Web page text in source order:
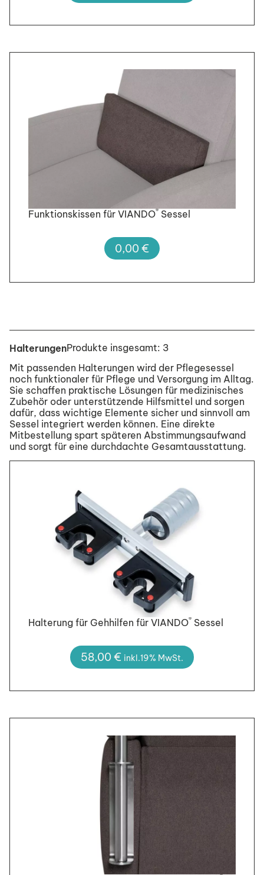
Funktionskissen für VIANDO®Sessel
0,00€
HalterungenProdukte insgesamt: 3
Mit passenden Halterungen wird der Pflegesessel
noch funktionaler für Pflege und Versorgung im Alltag.
Sie schaffen praktische Lösungen für medizinisches
Zubehör oder unterstützende Hilfsmittel und sorgen
dafür, dass wichtige Elemente sicher und sinnvoll am
Sessel integriert werden können. Eine direkte
Mitbestellung spart späteren Abstimmungsaufwand
und sorgt für eine durchdachte Gesamtausstattung.
Halterung für Gehhilfen für VIANDO®Sessel
58,00€ inkl.19% MwSt.